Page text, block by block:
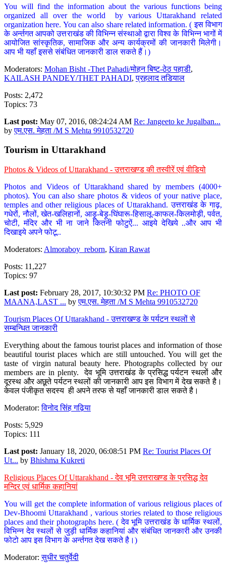
You will find the information about the various functions being
organized all over the world by various Uttarakhand related
organization here. You can also share related information. ( इस विभाग
के अर्न्तगत आपको उत्तराखंड की विभिन्न संस्थाओ द्वारा विश्व के विभिन्न भागों में
आयोजित सांस्कृतिक, सामाजिक और अन्य कार्यक्रमों की जानकारी मिलेगी।
आप भी यहाँ इससे संबंधित जानकारी डाल सकते हैं।)
Moderators: Mohan Bisht -Thet Pahadi/मोहन बिष्ट-ठेठ पहाडी,
KAILASH PANDEY/THET PAHADI,प्रहलाद तडियाल
Posts: 2,472
Topics: 73
Last post: May 07, 2016, 08:24:24 AM Re: Jangeeto ke Jugalban...
byएम.एस. मेहता /M S Mehta 9910532720
Tourism in Uttarakhand
Photos & Videos of Uttarakhand - उत्तराखण्ड की तस्वीरें एवं वीडियो
Photos and Videos of Uttarakhand shared by members (4000+
photos). You can also share photos & videos of your native place,
temples and other religious places of Uttarakhand. उत्तराखंड के गाढ़,
गधेरों, नौलों, खेत-खलिहानों, आड़ू-बेड़ू-घिंघारू-हिसालू-काफल-किलमोड़ी, पर्वत,
चोटी, मंदिर और भी ना जाने कितनी फोटुऐं... आइये देखिये ..और आप भी
दिखाइये अपने फोटू..
Moderators: Almoraboy_reborn, Kiran Rawat
Posts: 11,227
Topics: 97
Last post: February 28, 2017, 10:30:32 PM Re: PHOTO OF
MAANA,LAST ... byएम.एस. मेहता /M S Mehta 9910532720
Tourism Places Of Uttarakhand - उत्तराखण्ड के पर्यटन स्थलों से
सम्बन्धित जानकारी
Everything about the famous tourist places and information of those
beautiful tourist places which are still untouched. You will get the
taste of virgin natural beauty here. Photographs collected by our
members are in plenty. देव भूमि उत्तराखंड के प्रसिद्ध पर्यटन स्थलों और
दूरस्थ और अछूते पर्यटन स्थलों की जानकारी आप इस विभाग में देख सकते है।
केवल पंजीकृत सदस्य ही अपने तरफ से यहाँ जानकारी डाल सकते है।
Moderator:विनोद सिंह गढ़िया
Posts: 5,929
Topics: 111
Last post: January 18, 2020, 06:08:51 PM Re: Tourist Places Of
Ut... by Bhishma Kukreti
Religious Places Of Uttarakhand - देव भूमि उत्तराखण्ड के प्रसिद्ध देव
मन्दिर एवं धार्मिक कहानियां
You will get the complete information of various religious places of
Dev-Bhoomi Uttarakhand , various stories related to those religious
places and their photographs here. ( देव भूमि उत्तराखंड के धार्मिक स्थलों,
विभिन्न देव स्थलों से जुड़ी धार्मिक कहानियां और संबंधित जानकारी और उनकी
फोटो आप इस विभाग के अर्न्तगत देख सकते है।)
Moderator:सुधीर चतुर्वेदी